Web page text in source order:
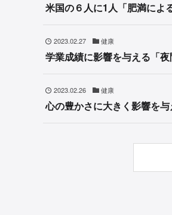
米国の６人に1人「肥満によ
2023.02.27 健康
学業成績に影響を与える「夜
2023.02.26 健康
心の豊かさに大きく影響を